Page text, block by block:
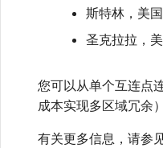
斯特林，美
圣克拉拉，
您可以从单个互连点
成本实现多区域冗余）
有关更多信息，请参